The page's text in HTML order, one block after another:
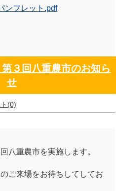
ンフレット.pdf
３回八重農市のお知ら
せ
(0)
八重農市を実施します。
ご来場をお待ちしてしてお